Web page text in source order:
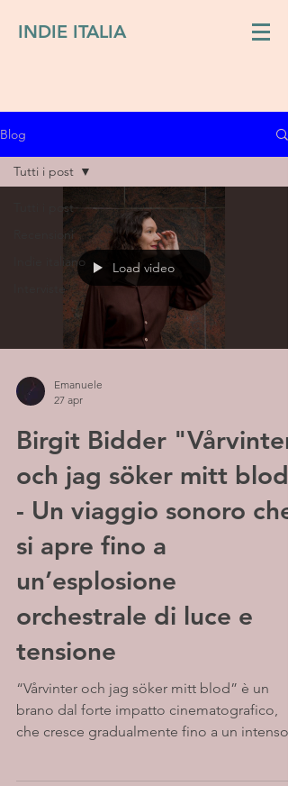
INDIE ITALIA
Blog
Tutti i post
Recensioni
Indie italiano
Interviste
Tutti i post
Load video
Emanuele
27 apr
Birgit Bidder "Vårvinter
och jag söker mitt blod"
- Un viaggio sonoro che
si apre fino a
un’esplosione
orchestrale di luce e
tensione
“Vårvinter och jag söker mitt blod” è un
brano dal forte impatto cinematografico,
che cresce gradualmente fino a un intenso